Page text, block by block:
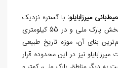
میرزابایلو: با گستره نزدیک
به 2/3 هکتار در شرقی‌ترین بخش پارک ملی و در 55 کیلومتری
بنای آن، موزه تاریخ طبیعی
نیز در این محدوده قرار